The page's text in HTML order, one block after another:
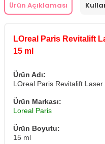
Ürün Açıklaması
LOreal Paris Revitalift
15 ml
Ürün Adı:
LOreal Paris Revitalift
Ürün Markası:
Loreal Paris
Ürün Boyutu:
15 ml